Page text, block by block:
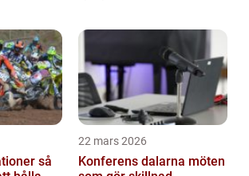
och störande, särskilt när vi är
så
22 mars 2026
Konferens dalarna möten